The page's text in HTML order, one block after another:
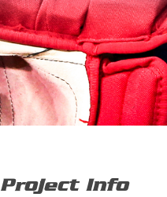
Project Info